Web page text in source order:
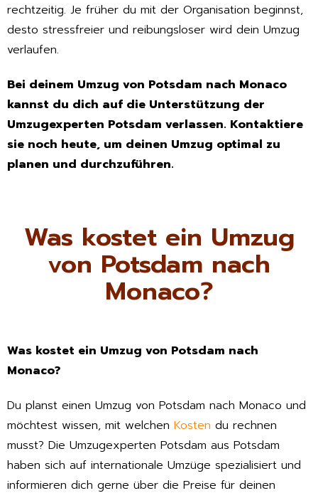
rechtzeitig. Je früher du mit der Organisation beginnst,
desto stressfreier und reibungsloser wird dein Umzug
verlaufen.
Bei deinem Umzug von Potsdam nach Monaco
kannst du dich auf die Unterstützung der
Umzugexperten Potsdam verlassen. Kontaktiere
sie noch heute, um deinen Umzug optimal zu
planen und durchzuführen.
Was kostet ein Umzug
von Potsdam nach
Monaco?
Was kostet ein Umzug von Potsdam nach
Monaco?
Du planst einen Umzug von Potsdam nach Monaco und
möchtest wissen, mit welchen Kosten du rechnen
musst? Die Umzugexperten Potsdam aus Potsdam
haben sich auf internationale Umzüge spezialisiert und
informieren dich gerne über die Preise für deinen